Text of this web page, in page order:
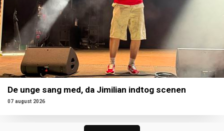
De unge sang med, da Jimilian indtog scenen
07 august 2026